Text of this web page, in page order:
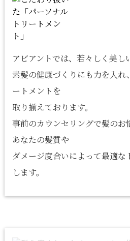
アビアントでは、若々しく美し
素髪の健康づくりにも力を入れ
ートメントを
取り揃えております。
事前のカウンセリングで髪のお
あなたの髪質や
ダメージ度合いによって最適
します。